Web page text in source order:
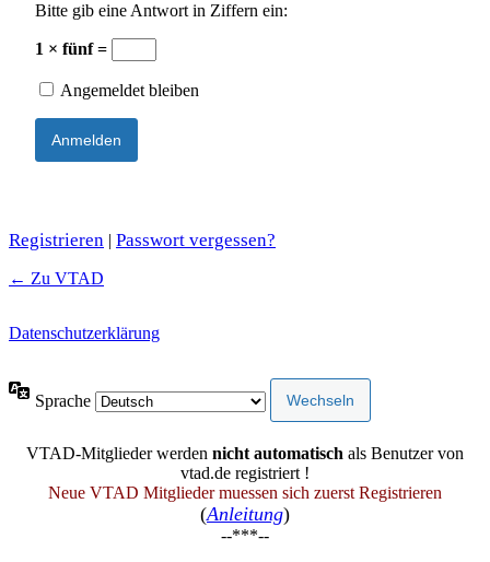
Bitte gib eine Antwort in Ziffern ein:
1 × fünf =
Angemeldet bleiben
Registrieren | Passwort vergessen?
← Zu VTAD
Datenschutzerklärung
Sprache
VTAD-Mitglieder werden nicht automatisch als Benutzer von
vtad.de registriert !
Neue VTAD Mitglieder muessen sich zuerst Registrieren
(Anleitung)
--***--